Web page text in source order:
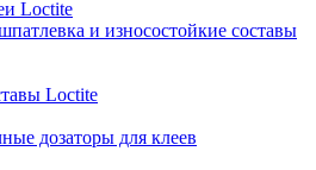
Loctite
и износостойкие составы
Loctite
дозаторы для клеев